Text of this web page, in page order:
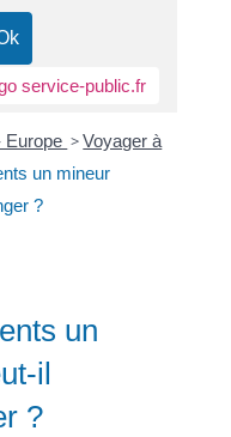
Europe >Voyager à
un mineur
?
un
il
?